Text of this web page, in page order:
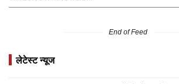
End of Feed
लेटेस्ट न्यूज